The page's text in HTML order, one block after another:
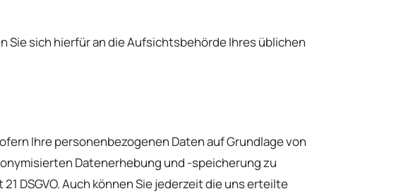
Sie sich hierfür an die Aufsichtsbehörde Ihres üblichen
Ihre personenbezogenen Daten auf Grundlage von
Datenerhebung und -speicherung zu
DSGVO. Auch können Sie jederzeit die uns erteilte